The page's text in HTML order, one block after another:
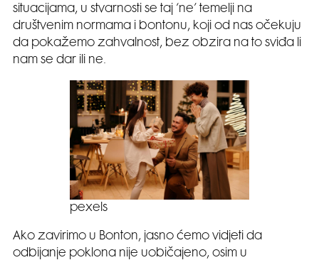
situacijama, u stvarnosti se taj ‘ne’ temelji na
društvenim normama i bontonu, koji od nas očekuju
da pokažemo zahvalnost, bez obzira na to sviđa li
nam se dar ili ne.
pexels
Ako zavirimo u Bonton, jasno ćemo vidjeti da
odbijanje poklona nije uobičajeno, osim u